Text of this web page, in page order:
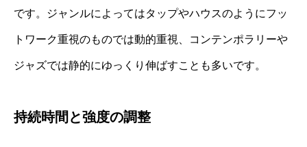
です。ジャンルによってはタップやハウスのようにフッ
トワーク重視のものでは動的重視、コンテンポラリーや
ジャズでは静的にゆっくり伸ばすことも多いです。
持続時間と強度の調整